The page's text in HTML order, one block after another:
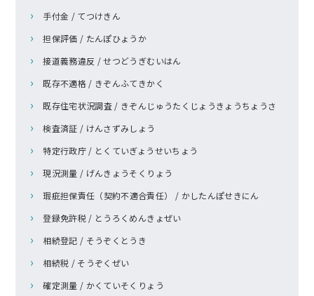
手付金 / てつけきん
担保評価 / たんぽひょうか
接道義務違反 / せつどうぎむいはん
既存不適格 / きぞんふてきかく
既存住宅状況調査 / きぞんじゅうたくじょうきょうちょうさ
検査済証 / けんさずみしょう
特定行政庁 / とくていぎょうせいちょう
現況測量 / げんきょうそくりょう
瑕疵担保責任（契約不適合責任） / かしたんぽせきにん
登録免許税 / とうろくめんきょぜい
相続登記 / そうぞくとうき
相続税 / そうぞくぜい
確定測量 / かくていそくりょう